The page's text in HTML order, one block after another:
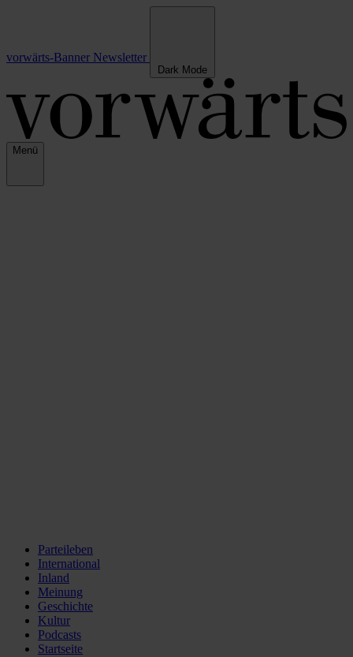
vorwärts-Banner Newsletter
Dark Mode
Menü
Parteileben
International
Inland
Meinung
Geschichte
Kultur
Podcasts
Startseite